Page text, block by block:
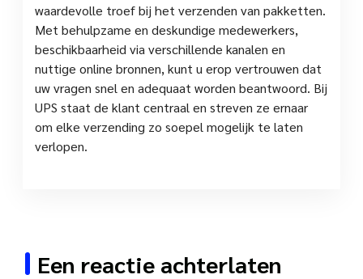
waardevolle troef bij het verzenden van pakketten.
Met behulpzame en deskundige medewerkers,
beschikbaarheid via verschillende kanalen en
nuttige online bronnen, kunt u erop vertrouwen dat
uw vragen snel en adequaat worden beantwoord. Bij
UPS staat de klant centraal en streven ze ernaar
om elke verzending zo soepel mogelijk te laten
verlopen.
Een reactie achterlaten